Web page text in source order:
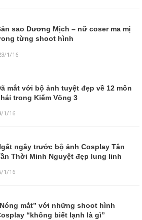
sao Dương Mịch – nữ coser ma mị
từng shoot hình
1/16
mắt với bộ ảnh tuyệt đẹp về 12 môn
trong Kiếm Võng 3
1/16
ngây trước bộ ảnh Cosplay Tân
Thời Minh Nguyệt đẹp lung linh
1/16
mắt” với những shoot hình
“không biết lạnh là gì”